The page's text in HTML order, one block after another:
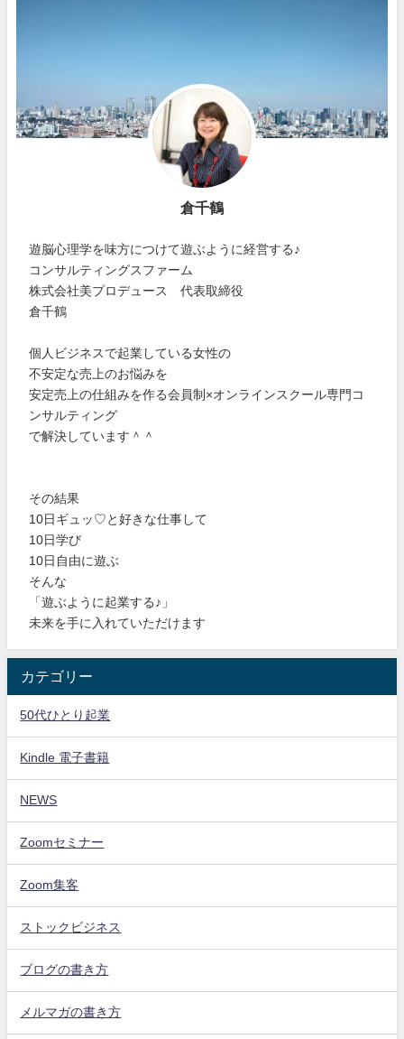
倉千鶴
遊脳心理学を味方につけて遊ぶように経営する♪
コンサルティングスファーム
株式会社美プロデュース 代表取締役
倉千鶴
個人ビジネスで起業している女性の
不安定な売上のお悩みを
安定売上の仕組みを作る会員制×オンラインスクール専門コ
ンサルティング
で解決しています＾＾
その結果
10日ギュッ♡と好きな仕事して
10日学び
10日自由に遊ぶ
そんな
「遊ぶように起業する♪」
未来を手に入れていただけます
カテゴリー
50代ひとり起業
Kindle 電子書籍
NEWS
Zoomセミナー
Zoom集客
ストックビジネス
ブログの書き方
メルマガの書き方